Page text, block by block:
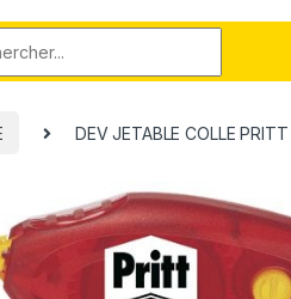
DEV JETABLE COLLE PRITT